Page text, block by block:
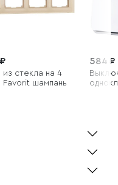
из стекла на 4
Favorit шампань
584 ₽